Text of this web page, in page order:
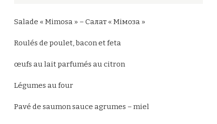
Salade « Mimosa » – Салат « Мімоза »
Roulés de poulet, bacon et feta
œufs au lait parfumés au citron
Légumes au four
Pavé de saumon sauce agrumes – miel